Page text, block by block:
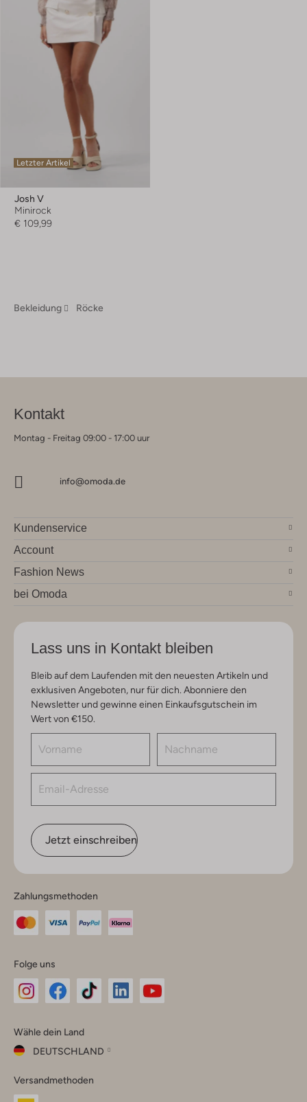
Letzter Artikel
Josh V
Minirock
€ 109,99
Bekleidung Röcke
Kontakt
Montag - Freitag 09:00 - 17:00 uur
info@omoda.de
Kundenservice
Account
Fashion News
bei Omoda
Lass uns in Kontakt bleiben
Bleib auf dem Laufenden mit den neuesten Artikeln und
exklusiven Angeboten, nur für dich. Abonniere den
Newsletter und gewinne einen Einkaufsgutschein im
Wert von €150.
Jetzt einschreiben
Zahlungsmethoden
Folge uns
Instagram
Facebook
TikTok
Wähle dein Land
DEUTSCHLAND
dein
Land
Versandmethoden